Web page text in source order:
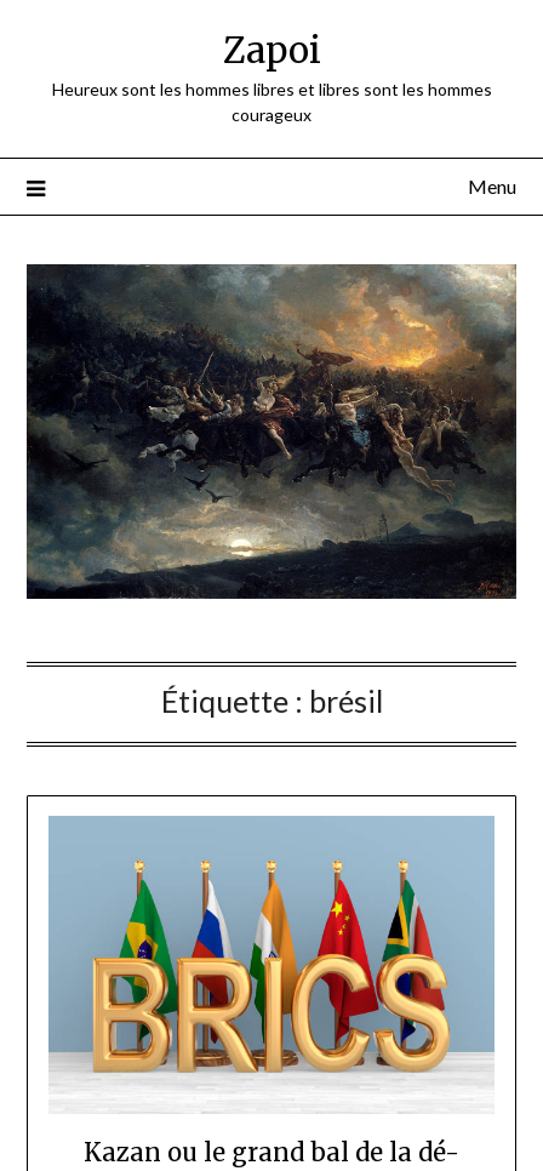
Zapoi
Heureux sont les hommes libres et libres sont les hommes
courageux
Menu
Étiquette : brésil
Kazan ou le grand bal de la dé-